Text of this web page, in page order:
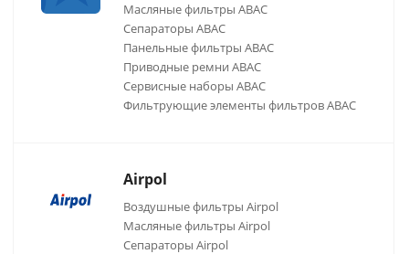
Масляные фильтры ABAC
Сепараторы ABAC
Панельные фильтры ABAC
Приводные ремни ABAC
Сервисные наборы ABAC
Фильтрующие элементы фильтров ABAC
Airpol
Воздушные фильтры Airpol
Масляные фильтры Airpol
Сепараторы Airpol